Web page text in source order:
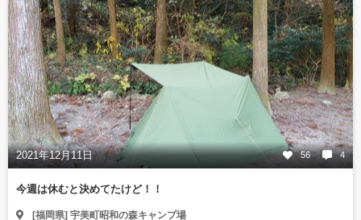
2021年12月11日 56 4
今週は休むと決めてたけど！！
[福岡県] 宇美町昭和の森キャンプ場